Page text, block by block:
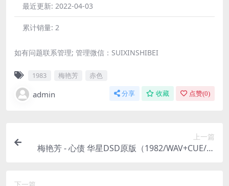
最近更新: 2022-04-03
累计销量: 2
如有问题联系管理; 管理微信：SUIXINSHIBEI
1983 梅艳芳 赤色
admin 分享 收藏 点赞(0)
上一篇
梅艳芳 - 心债 华星DSD原版（1982/WAV+CUE/整
下一篇